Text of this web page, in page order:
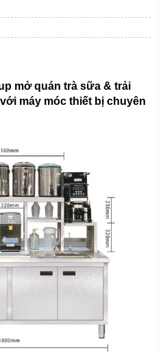
mở quán trà sữa & trải
máy móc thiết bị chuyên